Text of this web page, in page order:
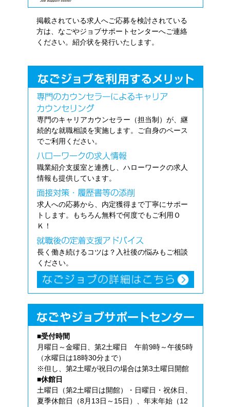
掲載されている求人へご応募を検討されている
方は、なごやジョブサポートセンターへご連絡
ください。紹介状を発行いたします。
専門のキャリアカウンセラー（担当制）が、継
続的な就職相談を実施します。ご自身のペース
でご利用ください。
職業紹介支援室と連携し、ハローワークの求人
情報も提供しています。
求人への応募から、内定獲得まで丁寧にサポー
トします。もちろん無料で何度でもご利用Ｏ
Ｋ！
長く働き続けるコツは？入社後の悩みもご相談
ください。
■受付時間
月曜日～金曜日、第2土曜日 午前9時～午後5時
（水曜日は18時30分まで）
※但し、第2土曜が祝日の場合は第3土曜日開館
■休館日
土曜日（第2土曜日は開館）・日曜日・祝休日、
夏季休館日（8月13日～15日）、年末年始（12